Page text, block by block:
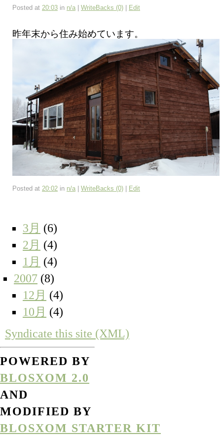
Posted at 20:03 in n/a WriteBacks (0) Edit
昨年末から住み始めています。
Posted at 20:02 in n/a WriteBacks (0) Edit
3月 (6)
2月 (4)
1月 (4)
2007 (8)
12月 (4)
10月 (4)
Syndicate this site (XML)
POWERED BY
BLOSXOM 2.0
AND
MODIFIED BY
BLOSXOM STARTER KIT